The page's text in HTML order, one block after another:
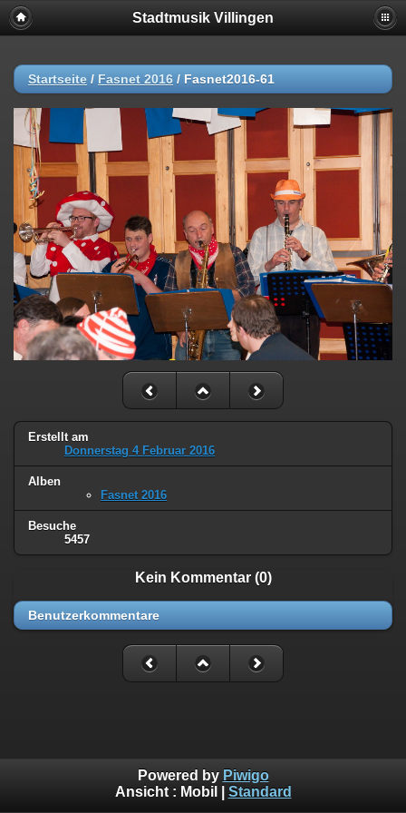
Stadtmusik Villingen
Startseite / Fasnet 2016 / Fasnet2016-61
Erstellt am
Donnerstag 4 Februar 2016
Alben
Fasnet 2016
Besuche
5457
Kein Kommentar (0)
Benutzerkommentare
Powered by Piwigo
Ansicht : Mobil Standard